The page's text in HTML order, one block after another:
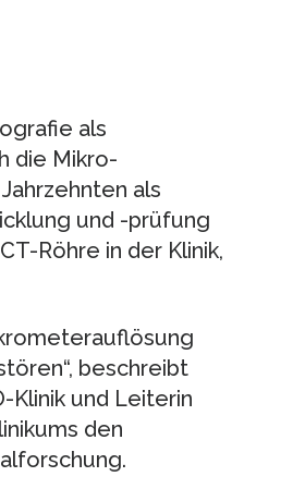
als
die Mikro-
als
und -prüfung
Röhre in der Klinik,
beschreibt
Klinik und Leiterin
den